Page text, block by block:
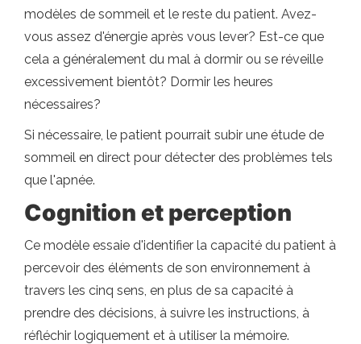
modèles de sommeil et le reste du patient. Avez-
vous assez d'énergie après vous lever? Est-ce que
cela a généralement du mal à dormir ou se réveille
excessivement bientôt? Dormir les heures
nécessaires?
Si nécessaire, le patient pourrait subir une étude de
sommeil en direct pour détecter des problèmes tels
que l'apnée.
Cognition et perception
Ce modèle essaie d'identifier la capacité du patient à
percevoir des éléments de son environnement à
travers les cinq sens, en plus de sa capacité à
prendre des décisions, à suivre les instructions, à
réfléchir logiquement et à utiliser la mémoire.